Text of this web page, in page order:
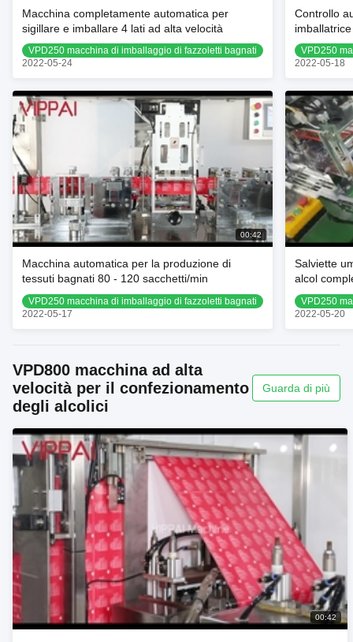
Macchina completamente automatica per
sigillare e imballare 4 lati ad alta velocità
VPD250 macchina di imballaggio di fazzoletti bagnati
2022-05-24
Controllo
velocità
VPD250
2022-05-18
00:42
Macchina automatica per la produzione di
tessuti bagnati 80 - 120 sacchetti/min
VPD250 macchina di imballaggio di fazzoletti bagnati
2022-05-17
Salviette
alcol
VPD250
2022-05-20
VPD800 macchina ad alta
velocità per il confezionamento
degli alcolici
Guarda di più
00:42